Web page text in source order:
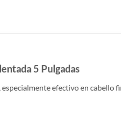
5 Pulgadas
efectivo en cabello